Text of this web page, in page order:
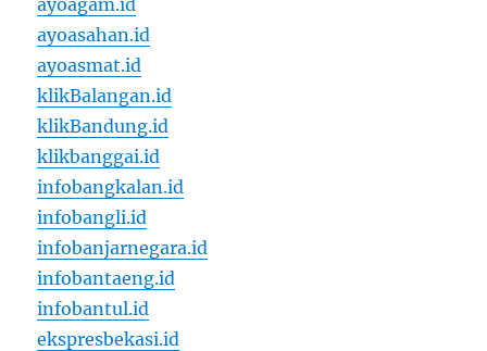
ayoagam.id
ayoasahan.id
ayoasmat.id
klikBalangan.id
klikBandung.id
klikbanggai.id
infobangkalan.id
infobangli.id
infobanjarnegara.id
infobantaeng.id
infobantul.id
ekspresbekasi.id